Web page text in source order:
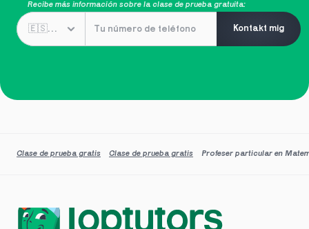
Recibe más información sobre la clase de prueba gratuita:
Kontakt mig
Clase de prueba gratis Clase de prueba gratis Profeser particular en